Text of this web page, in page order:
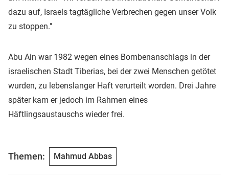
dazu auf, Israels tagtägliche Verbrechen gegen unser Volk
zu stoppen."
Abu Ain war 1982 wegen eines Bombenanschlags in der
israelischen Stadt Tiberias, bei der zwei Menschen getötet
wurden, zu lebenslanger Haft verurteilt worden. Drei Jahre
später kam er jedoch im Rahmen eines
Häftlingsaustauschs wieder frei.
Themen: Mahmud Abbas